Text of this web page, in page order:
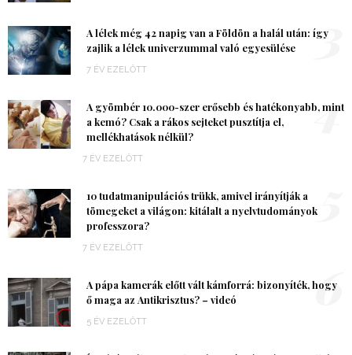
A lélek még 42 napig van a Földön a halál után: így
zajlik a lélek univerzummal való egyesülése
7 ÉV EZELŐTT
3
A gyömbér 10.000-szer erősebb és hatékonyabb, mint
a kemó? Csak a rákos sejteket pusztítja el,
mellékhatások nélkül?
7 ÉV EZELŐTT
4
10 tudatmanipulációs trükk, amivel irányítják a
tömegeket a világon: kitálalt a nyelvtudományok
professzora?
7 ÉV EZELŐTT
A pápa kamerák előtt vált kámforrá: bizonyíték, hogy
ő maga az Antikrisztus? – videó
5 ÉV EZELŐTT
6